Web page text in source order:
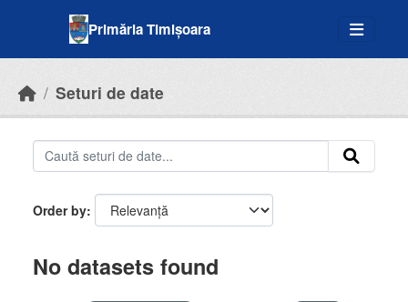
Primăria Timișoara
Seturi de date
Order by
No datasets found